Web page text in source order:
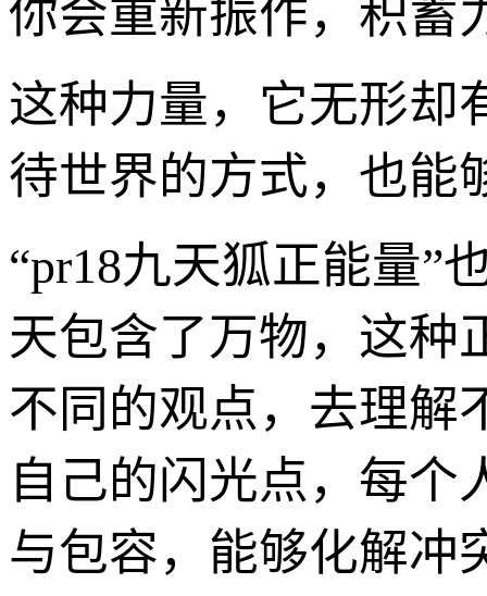
你会重新振作，积蓄
这种力量，它无形却
待世界的方式，也能
“pr18九天狐正能量”
天包含了万物，这种
不同的观点，去理解
自己的闪光点，每个
与包容，能够化解冲